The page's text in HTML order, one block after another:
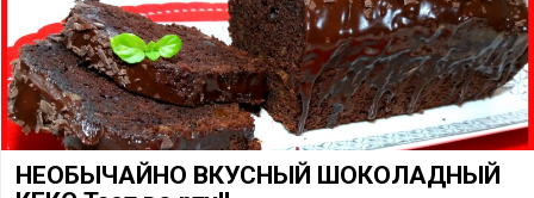
НЕОБЫЧАЙНО ВКУСНЫЙ ШОКОЛАДНЫЙ